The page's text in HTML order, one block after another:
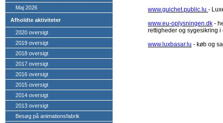
Maj 2026
Afholdte aktiviteter
2020 oversigt
2019 oversigt
2018 oversigt
2017 oversigt
2016 oversigt
2015 oversigt
2014 oversigt
2013 oversigt
Besøg på animationsfabrik
www.guichet.public.lu -
www.eu-oplysningen.dk -
rettigheder og sygesikring
www.luxbasar.lu - køb og